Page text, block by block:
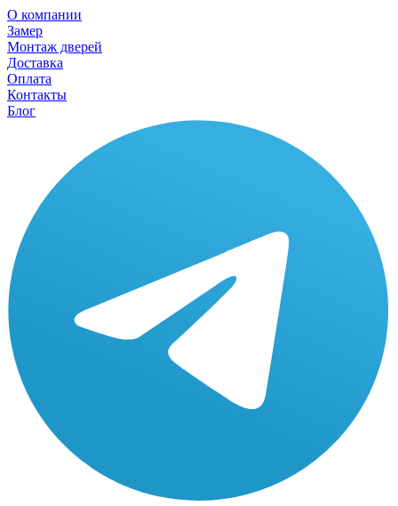
О компании
Замер
Монтаж дверей
Доставка
Оплата
Контакты
Блог